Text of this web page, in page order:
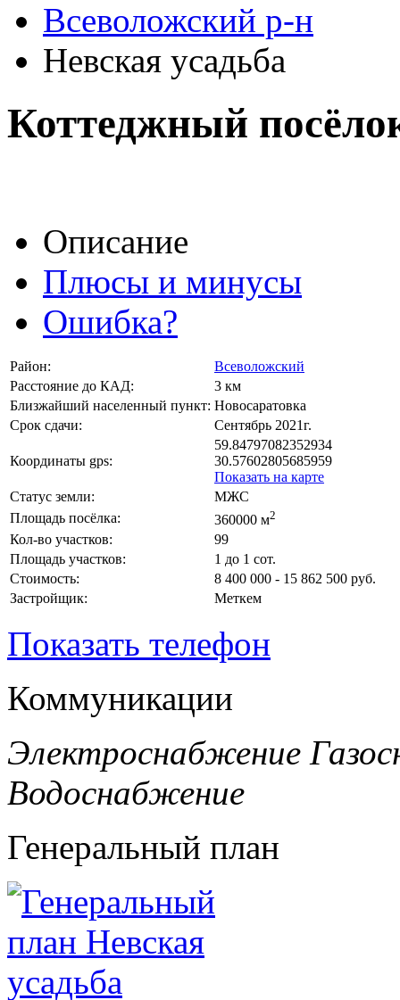
Всеволожский р-н
Невская усадьба
Коттеджный
Описание
Плюсы и минусы
Ошибка?
Район:
Всеволожский
Расстояние до КАД:
3 км
Близжайший населенный пункт: Новосаратовка
Срок сдачи:
Сентябрь 2021г.
Координаты gps:
59.84797082352934
30.57602805685959
Показать на карте
Статус земли:
МЖС
Площадь посёлка:
360000 м2
Кол-во участков:
99
Площадь участков:
1 до 1 сот.
Стоимость:
8 400 000 - 15 862 500 руб.
Застройщик:
Меткем
Показать телефон
Коммуникации
Электроснабжение
Водоснабжение
Генеральный план